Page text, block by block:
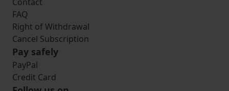
FAQ
Right of Withdrawal
Cancel Subscription
Pay safely
PayPal
Credit Card